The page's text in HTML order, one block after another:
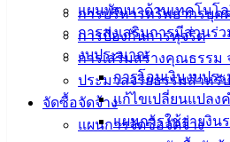
การบริหารทรัพยากรบุค
การป้องกันการทุจริต
การเสริมสร้างคุณธรรม
ประมวลจริยธรรมสำหรั
จัดซื้อจัดจ้าง
แผนการจัดซื้อจัดจ้าง
แผนพัฒนาด้านเทคโนโล
การส่งเสริมการมีส่วนร่
งบประมาณ
การโอนเงินงบปร
แก้ไขเปลี่ยนแปลง
แผนการใช้จ่ายงิน
ดาวน์โหลด
แบบ
เอกสาร